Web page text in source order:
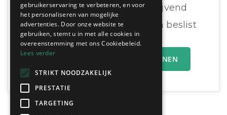
vergelijken:
Gratis & Vrijblijvend
U vergelijkt en beslist
MIJN OFFERTEAANVRAAG INDIENEN
gebruikerservaring te verbeteren, en voor
het personaliseren van mogelijke
advertenties. Door onze website te
gebruiken, stemt u in met alle cookies in
overeenstemming met ons Cookiebeleid.
Lees verder
STRIKT NOODZAKELIJK
PRESTATIE
TARGETING